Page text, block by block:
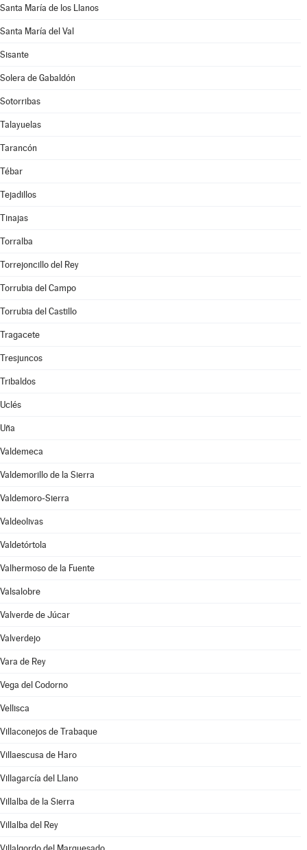
Santa María de los Llanos
Santa María del Val
Sisante
Solera de Gabaldón
Sotorribas
Talayuelas
Tarancón
Tébar
Tejadillos
Tinajas
Torralba
Torrejoncillo del Rey
Torrubia del Campo
Torrubia del Castillo
Tragacete
Tresjuncos
Tribaldos
Uclés
Uña
Valdemeca
Valdemorillo de la Sierra
Valdemoro-Sierra
Valdeolivas
Valdetórtola
Valhermoso de la Fuente
Valsalobre
Valverde de Júcar
Valverdejo
Vara de Rey
Vega del Codorno
Vellisca
Villaconejos de Trabaque
Villaescusa de Haro
Villagarcía del Llano
Villalba de la Sierra
Villalba del Rey